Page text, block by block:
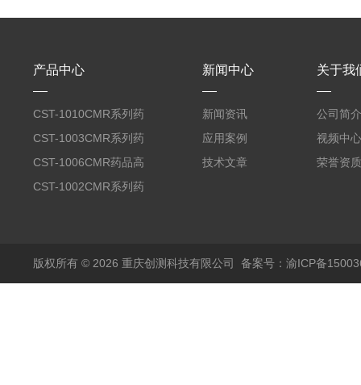
产品中心
CST-1010CMR系列药
品高温试验箱
CST-1003CMR系列药
品高温试验箱
CST-1006CMR药品高
温试验箱
CST-1002CMR系列药
新闻中心
新闻资讯
应用案例
技术文章
关于我
公司简介
视频中心
荣誉资质
版权所有 © 2026 重庆创测科技有限公司 备案号：渝ICP备